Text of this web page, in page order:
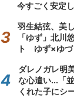
今すごく安定し
羽生結弦、美
「ゆず」北川
ト ゆず×ゆづ
ダレノガレ明
な心遣い...「
くれた子にシ